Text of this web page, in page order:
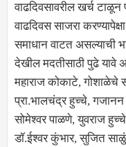
वाढदिवसावरील खर्च टाळून
वाढदिवस साजरा
समाधान वाटत असल्याची
देखील मदतीसाठी पुढे
महाराज कोकाटे,
प्रा.भालचंद्र हुच्चे,
सोमेश्वर पाळणे, युवराज
डॉ.ईश्वर कुंभार, सुजित